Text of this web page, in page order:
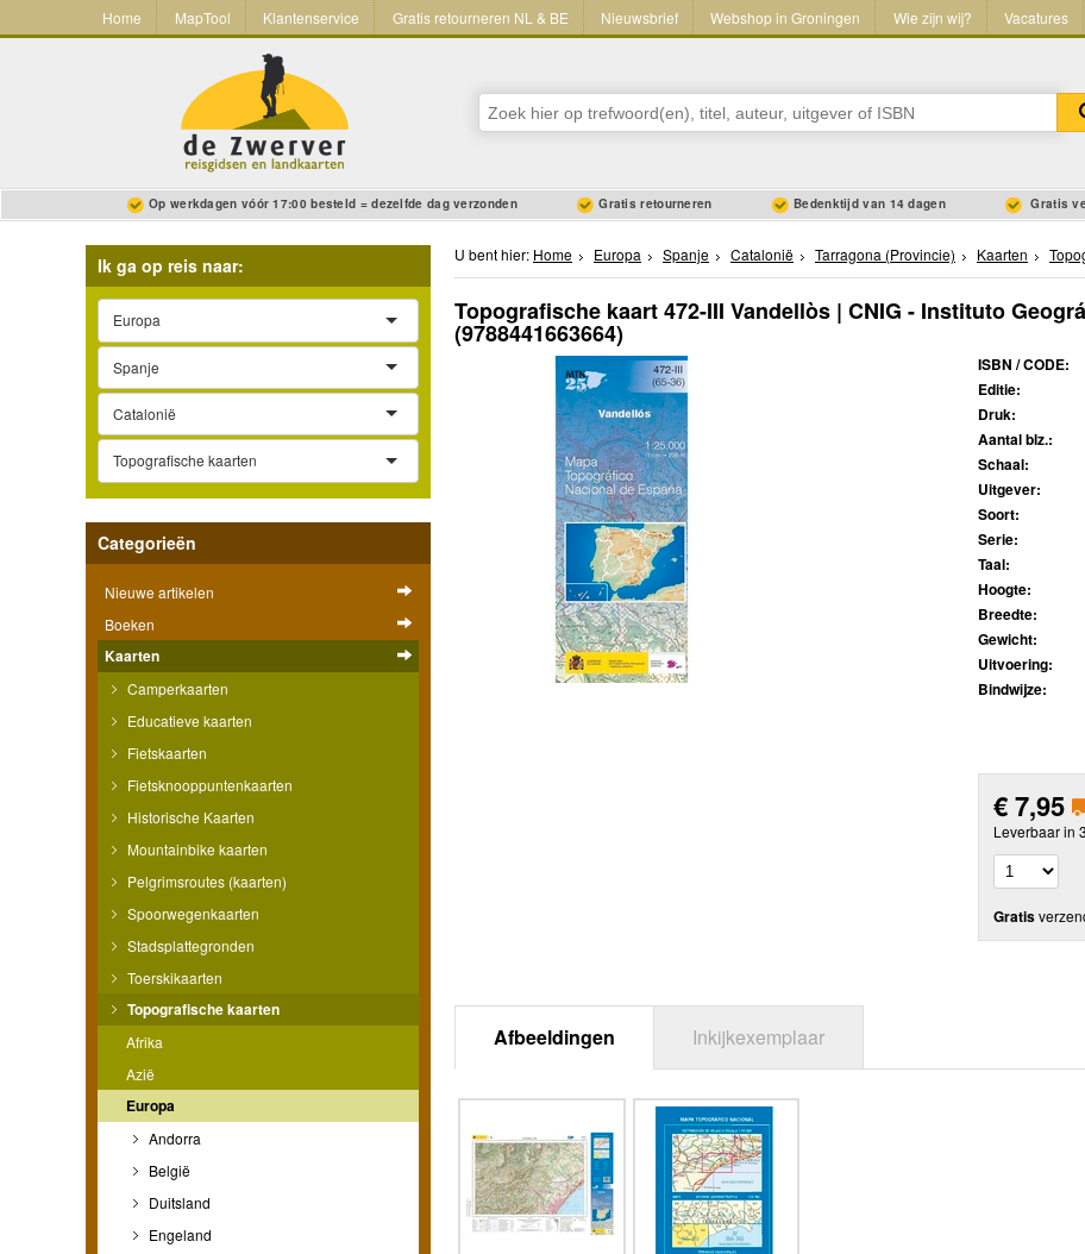
Home MapTool Klantenservice Gratis retourneren NL & BE Nieuwsbrief Webshop in Groningen Wie zijn wij? Vacatures
Op werkdagen vóór 17:00 besteld = dezelfde dag verzonden Gratis retourneren Bedenktijd van 14 dagen Gratis
Ik ga op reis naar:
Europa
Spanje
Catalonië
Topografische kaarten
Categorieën
Nieuwe artikelen
Boeken
Kaarten
Camperkaarten
Educatieve kaarten
Fietskaarten
Fietsknooppuntenkaarten
Historische Kaarten
Mountainbike kaarten
Pelgrimsroutes (kaarten)
Spoorwegenkaarten
Stadsplattegronden
Toerskikaarten
Topografische kaarten
Afrika
Azië
Europa
Andorra
België
Duitsland
Engeland
U bent hier: Home Europa Spanje Catalonië Tarragona (Provincie) Kaarten
Topografische kaart 472-III Vandellòs | CNIG - Instituto
(9788441663664)
ISBN / CODE:
Editie:
Druk:
Aantal blz.:
Schaal:
Uitgever:
Soort:
Serie:
Taal:
Hoogte:
Breedte:
Gewicht:
Uitvoering:
Bindwijze:
€7,95
Leverbaar in
Gratis
Afbeeldingen Inkijkexemplaar